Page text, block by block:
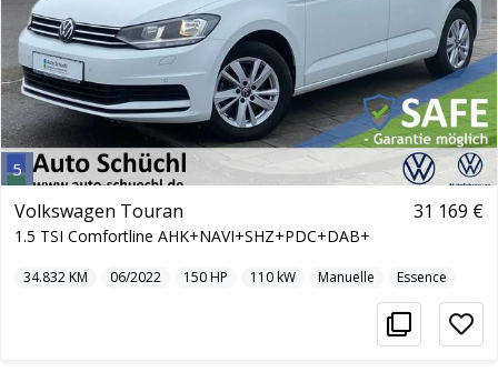
5
Volkswagen Touran
1.5 TSI Comfortline AHK+NAVI+SHZ+PDC+DAB+
31 169 €
34.832KM 06/2022 150HP 110kW Manuelle Essence